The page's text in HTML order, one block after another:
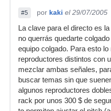
#5 por kaki el 29/07/2005
La clave para el directo es
no querrás quedarte
equipo colgado. Para esto
reproductores distintos con
mezclar ambas señales,
buscar temas sin que
algunos reproductores
rack por unos 300 $ de